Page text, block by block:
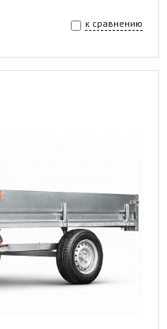
к сравнению